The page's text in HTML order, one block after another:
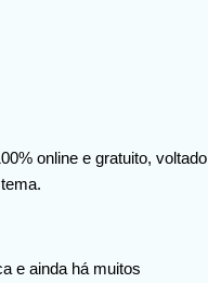
online e gratuito, voltado
e ainda há muitos